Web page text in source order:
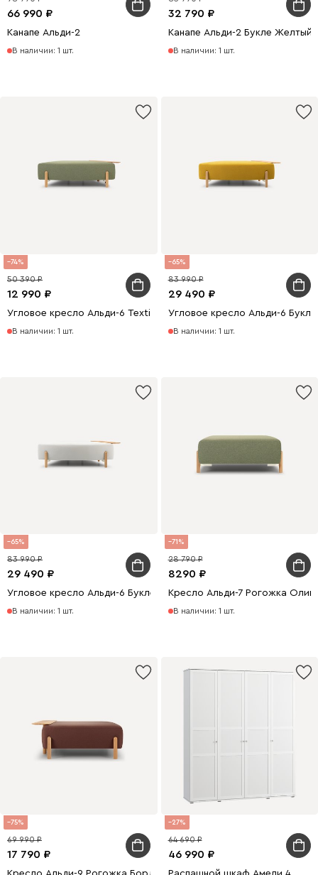
66 990
Канапе Альди-2
В наличии: 1 шт.
32 790
Канапе Альди-2 Букле Желтый
В наличии: 1 шт.
74
12 990
50 390
Угловое кресло Альди-6 Textile Grass
В наличии: 1 шт.
65
29 490
83 990
Угловое кресло Альди-6
В наличии: 1 шт.
65
29 490
83 990
Угловое кресло Альди-6 Букле Молочный
В наличии: 1 шт.
71
8290
28 790
Кресло Альди-7 Рогожка
В наличии: 1 шт.
75
17 790
69 990
27
46 990
64 690